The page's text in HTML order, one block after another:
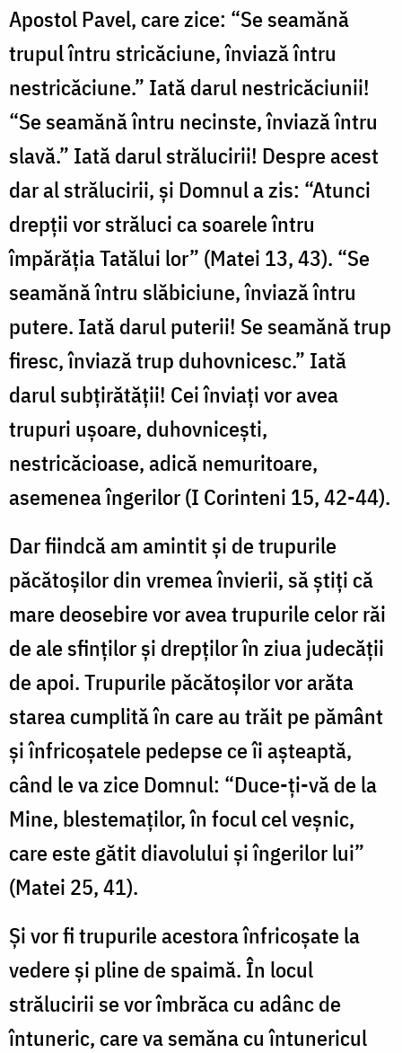
Apostol Pavel, care zice: “Se seamănă
trupul întru stricăciune, înviază întru
nestricăciune.” Iată darul nestricăciunii!
“Se seamănă întru necinste, înviază întru
slavă.” Iată darul strălucirii! Despre acest
dar al strălucirii, și Domnul a zis: “Atunci
drepții vor străluci ca soarele întru
împărăția Tatălui lor” (Matei 13, 43). “Se
seamănă întru slăbiciune, înviază întru
putere. Iată darul puterii! Se seamănă trup
firesc, înviază trup duhovnicesc.” Iată
darul subțirătății! Cei înviați vor avea
trupuri ușoare, duhovnicești,
nestricăcioase, adică nemuritoare,
asemenea îngerilor (I Corinteni 15, 42-44).
Dar fiindcă am amintit și de trupurile
păcătoșilor din vremea învierii, să știți că
mare deosebire vor avea trupurile celor răi
de ale sfinților și drepților în ziua judecății
de apoi. Trupurile păcătoșilor vor arăta
starea cumplită în care au trăit pe pământ
și înfricoșatele pedepse ce îi așteaptă,
când le va zice Domnul: “Duce-ți-vă de la
Mine, blestemaților, în focul cel veșnic,
care este gătit diavolului și îngerilor lui”
(Matei 25, 41).
Și vor fi trupurile acestora înfricoșate la
vedere și pline de spaimă. În locul
strălucirii se vor îmbrăca cu adânc de
întuneric, care va semăna cu întunericul